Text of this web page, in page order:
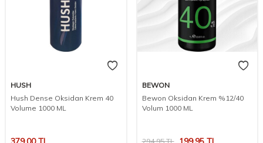
HUSH
Hush Dense Oksidan Krem 40
Volume 1000 ML
BEWON
Bewon Oksidan Krem %12/40
Volum 1000 ML
294,95TL